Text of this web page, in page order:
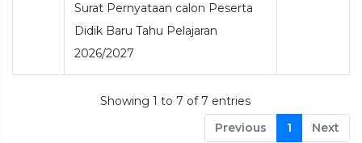
Surat Pernyataan calon Peserta
Didik Baru Tahu Pelajaran
2026/2027
Showing 1 to 7 of 7 entries
Previous
1 Next